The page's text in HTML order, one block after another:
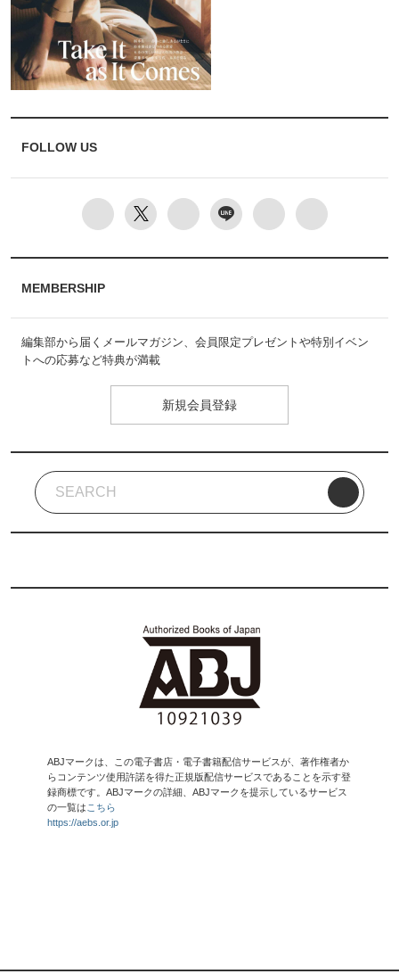
FOLLOW US
MEMBERSHIP
編集部から届くメールマガジン、会員限定プレゼントや特別イベン
トへの応募など特典が満載
新規会員登録
ABJマークは、この電子書店・電子書籍配信サービスが、著作権者か
らコンテンツ使用許諾を得た正規版配信サービスであることを示す登
録商標です。ABJマークの詳細、ABJマークを提示しているサービス
の一覧は こちら
https://aebs.or.jp